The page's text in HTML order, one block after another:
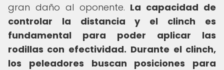
gran daño al oponente. La capacidad de
controlar la distancia y el clinch es
fundamental para poder aplicar las
rodillas con efectividad. Durante el clinch,
los peleadores buscan posiciones para